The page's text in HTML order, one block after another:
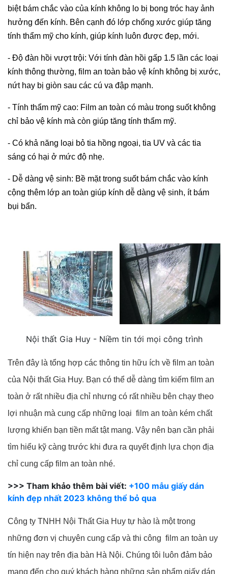
biệt bám chắc vào của kính không lo bị bong tróc hay ảnh
hưởng đến kính. Bên cạnh đó lớp chống xước giúp tăng
tính thẩm mỹ cho kính, giúp kính luôn được đẹp, mới.
- Độ đàn hồi vượt trội: Với tính đàn hồi gấp 1.5 lần các loại
kính thông thường, film an toàn bảo vệ kính không bị xước,
nứt hay bị giòn sau các cú va đập mạnh.
- Tính thẩm mỹ cao: Film an toàn có màu trong suốt không
chỉ bảo vệ kính mà còn giúp tăng tính thẩm mỹ.
- Có khả năng loại bỏ tia hồng ngoại, tia UV và các tia
sáng có hại ở mức độ nhẹ.
- Dễ dàng vệ sinh: Bề mặt trong suốt bám chắc vào kính
cộng thêm lớp an toàn giúp kính dễ dàng vệ sinh, ít bám
bụi bẩn.
Nội thất Gia Huy - Niềm tin tới mọi công trình
Trên đây là tổng hợp các thông tin hữu ích về film an toàn
của Nội thất Gia Huy. Bạn có thể dễ dàng tìm kiếm film an
toàn ở rất nhiều địa chỉ nhưng có rất nhiều bên chạy theo
lợi nhuận mà cung cấp những loại  film an toàn kém chất
lượng khiến bạn tiền mất tật mang. Vậy nên bạn cần phải
tìm hiểu kỹ càng trước khi đưa ra quyết định lựa chọn địa
chỉ cung cấp film an toàn nhé.
>>> Tham khảo thêm bài viết: +100 mẫu giấy dán
kính đẹp nhất 2023 không thể bỏ qua
Công ty TNHH Nội Thất Gia Huy tự hào là một trong
những đơn vị chuyên cung cấp và thi công  film an toàn uy
tín hiện nay trên địa bàn Hà Nội. Chúng tôi luôn đảm bảo
mang đến cho quý khách hàng những sản phẩm giấy dán